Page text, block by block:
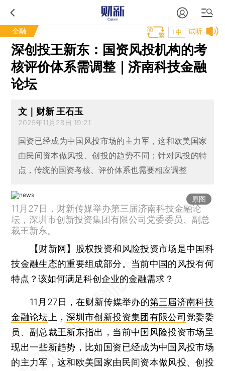
金融 试听
T中
深创投王新东：国资风投机构的考
核评价体系需调整｜济南科技金融
论坛
文｜财新 王石玉
2025年11月28日 19:21
国资已经成为中国风投市场的主力军，这和欧美国家
由民间资本做风投、创投的趋势不同；针对风投的特
点，传统的国资考核、评价体系也需要相应调整
原图
11月27日，财新传媒举办第三届济南科技金融论
坛，深圳市创新投资集团有限公司党委委员、副总
裁王新东。
【财新网】
股权投资和风险投资市场是中国科
技金融生态的重要组成部分。当前中国的风投有何
特点？该如何满足科创企业的金融需求？
11月27日，在财新传媒举办的第三届济南科技
金融论坛 上，深圳市创新投资集团有限公司 党委委
员、副总裁王新东指出，当前中国风险投资市场呈
现出一些新趋势，比如国资已经成为中国风投市场
的主力军，这和欧美国家由民间资本做风投、创投